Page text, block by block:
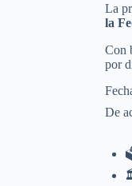
La
la
Con
por
De